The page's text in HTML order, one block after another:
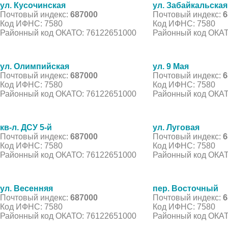
ул. Кусочинская
Почтовый индекс: 687000
Код ИФНС: 7580
Районный код ОКАТО: 76122651000
ул. Забайкальская
Почтовый индекс:
Код ИФНС: 7580
Районный код
ул. Олимпийская
Почтовый индекс: 687000
Код ИФНС: 7580
Районный код ОКАТО: 76122651000
ул. 9 Мая
Почтовый индекс:
Код ИФНС: 7580
Районный код
кв-л. ДСУ 5-й
Почтовый индекс: 687000
Код ИФНС: 7580
Районный код ОКАТО: 76122651000
ул. Луговая
Почтовый индекс:
Код ИФНС: 7580
Районный код
ул. Весенняя
Почтовый индекс: 687000
Код ИФНС: 7580
Районный код ОКАТО: 76122651000
пер. Восточный
Почтовый индекс:
Код ИФНС: 7580
Районный код